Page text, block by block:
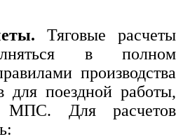
Тяговые расчеты
в полном
производства
для поездной работы,
МПС. Для расчетов